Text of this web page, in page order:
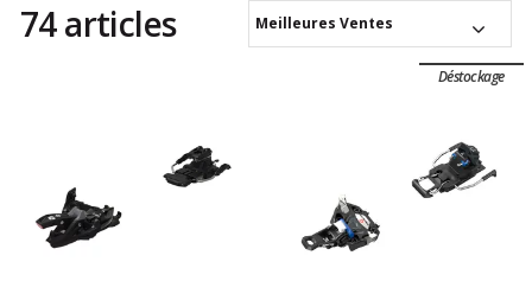
74 articles Meilleures Ventes
Déstockage